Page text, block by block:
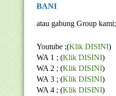
BANI
atau gabung Group kami;
Youtube ;(Klik DISINI)
WA 1 ; (Klik DISINI)
WA 2 ; (Klik DISINI)
WA 3 ; (Klik DISINI)
WA 4 ; (Klik DISINI)